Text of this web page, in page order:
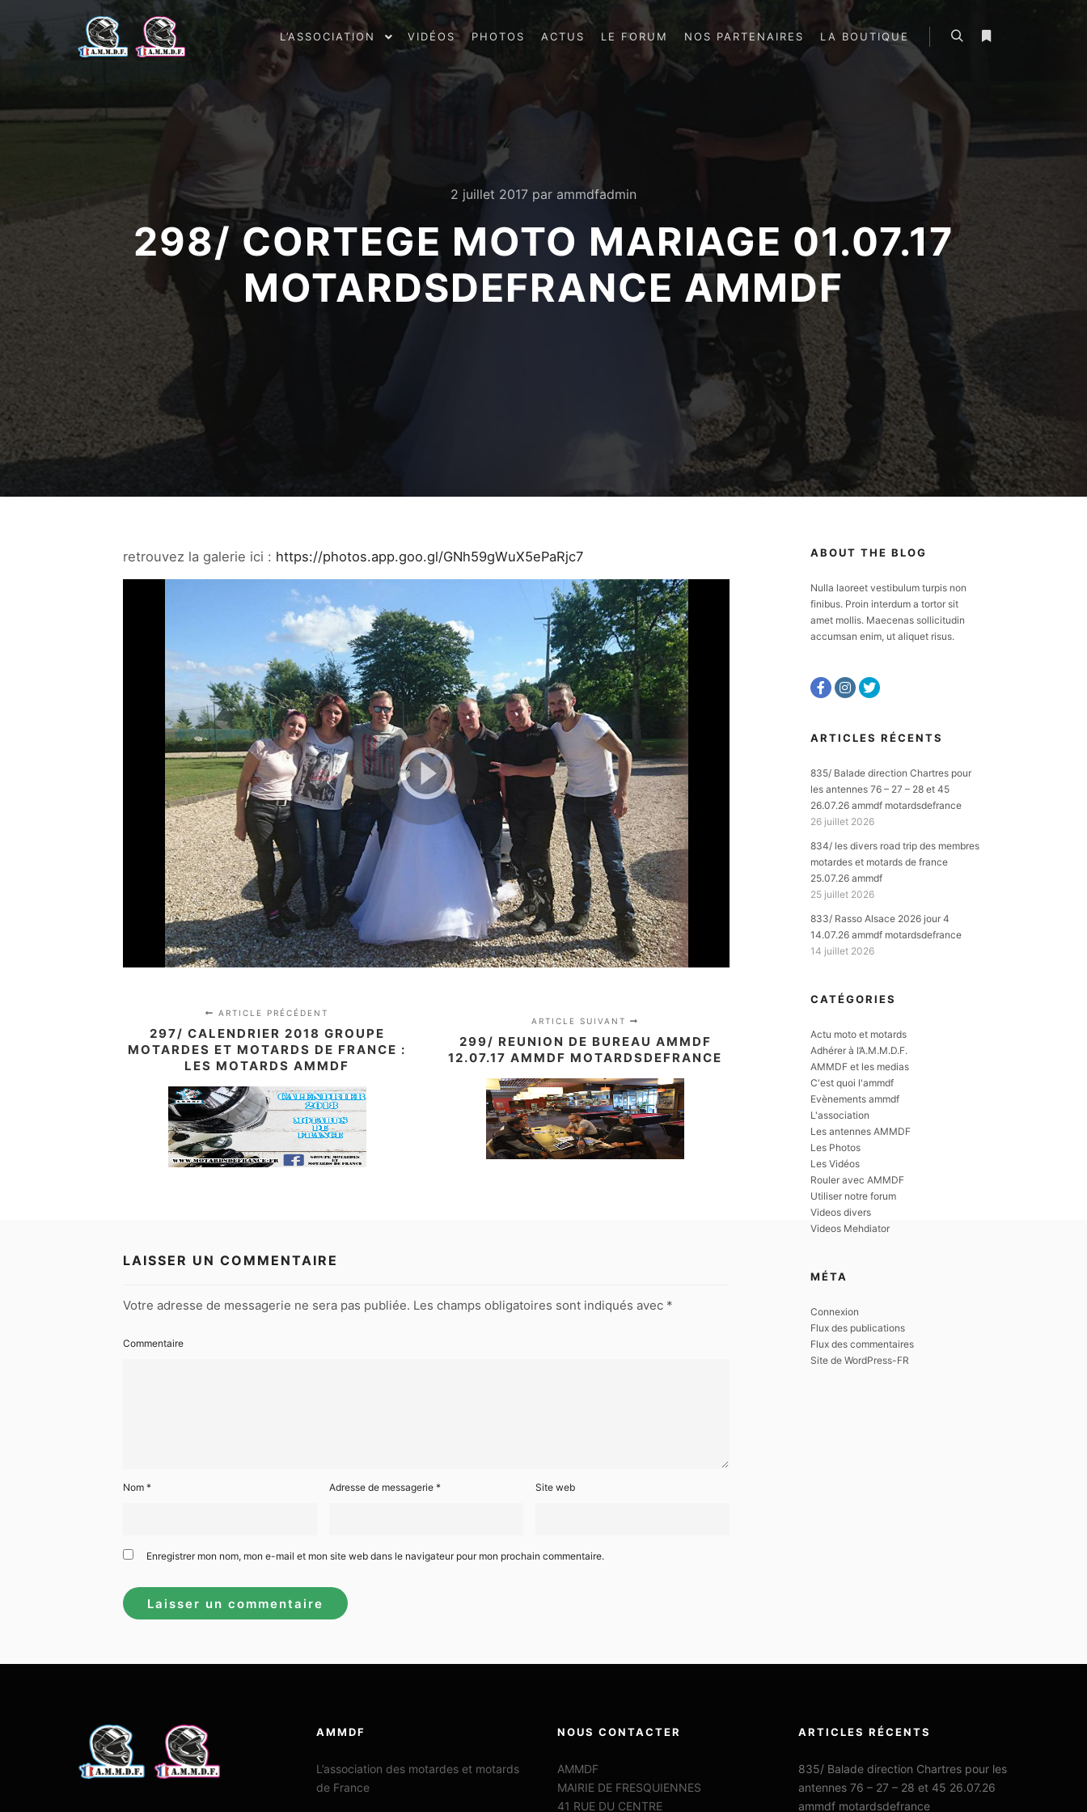
L’ASSOCIATION VIDÉOS PHOTOS ACTUS LE FORUM NOS PARTENAIRES LA BOUTIQUE
2 juillet 2017 par ammdfadmin
298/ CORTEGE MOTO MARIAGE 01.07.17
MOTARDSDEFRANCE AMMDF
retrouvez la galerie ici : https://photos.app.goo.gl/GNh59gWuX5ePaRjc7
ARTICLE PRÉCÉDENT
297/ CALENDRIER 2018 GROUPE
MOTARDES ET MOTARDS DE FRANCE :
LES MOTARDS AMMDF
ARTICLE SUIVANT
299/ REUNION DE BUREAU AMMDF
12.07.17 AMMDF MOTARDSDEFRANCE
LAISSER UN COMMENTAIRE
Votre adresse de messagerie ne sera pas publiée. Les champs obligatoires sont indiqués avec *
Commentaire
Nom * Adresse de messagerie * Site web
Enregistrer mon nom, mon e-mail et mon site web dans le navigateur pour mon prochain commentaire.
ABOUT THE BLOG
Nulla laoreet vestibulum turpis non
finibus. Proin interdum a tortor sit
amet mollis. Maecenas sollicitudin
accumsan enim, ut aliquet risus.
ARTICLES RÉCENTS
835/ Balade direction Chartres pour
les antennes 76 – 27 – 28 et 45
26.07.26 ammdf motardsdefrance
26 juillet 2026
834/ les divers road trip des membres
motardes et motards de france
25.07.26 ammdf
25 juillet 2026
833/ Rasso Alsace 2026 jour 4
14.07.26 ammdf motardsdefrance
14 juillet 2026
CATÉGORIES
Actu moto et motards
Adhérer à l’A.M.M.D.F.
AMMDF et les medias
C'est quoi l'ammdf
Evènements ammdf
L'association
Les antennes AMMDF
Les Photos
Les Vidéos
Rouler avec AMMDF
Utiliser notre forum
Videos divers
Videos Mehdiator
MÉTA
Connexion
Flux des publications
Flux des commentaires
Site de WordPress-FR
AMMDF
L’association des motardes et motards
de France
NOUS CONTACTER
AMMDF
MAIRIE DE FRESQUIENNES
41 RUE DU CENTRE
ARTICLES RÉCENTS
835/ Balade direction Chartres pour les
antennes 76 – 27 – 28 et 45 26.07.26
ammdf motardsdefrance